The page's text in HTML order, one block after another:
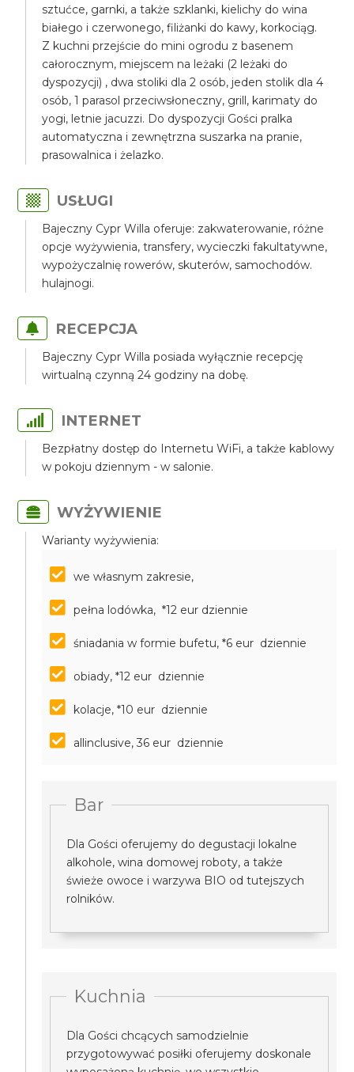
sztućce, garnki, a także szklanki, kielichy do wina
białego i czerwonego, filiżanki do kawy, korkociąg.
Z kuchni przejście do mini ogrodu z basenem
całorocznym, miejscem na leżaki (2 leżaki do
dyspozycji) , dwa stoliki dla 2 osób, jeden stolik dla 4
osób, 1 parasol przeciwsłoneczny, grill, karimaty do
yogi, letnie jacuzzi. Do dyspozycji Gości pralka
automatyczna i zewnętrzna suszarka na pranie,
prasowalnica i żelazko.
USŁUGI
Bajeczny Cypr Willa oferuje: zakwaterowanie, różne
opcje wyżywienia, transfery, wycieczki fakultatywne,
wypożyczalnię rowerów, skuterów, samochodów.
hulajnogi.
RECEPCJA
Bajeczny Cypr Willa posiada wyłącznie recepcję
wirtualną czynną 24 godziny na dobę.
INTERNET
Bezpłatny dostęp do Internetu WiFi, a także kablowy
w pokoju dziennym - w salonie.
WYŻYWIENIE
Warianty wyżywienia:
we własnym zakresie,
pełna lodówka, *12 eur dziennie
śniadania w formie bufetu, *6 eur dziennie
obiady, *12 eur dziennie
kolacje, *10 eur dziennie
allinclusive, 36 eur dziennie
Bar
Dla Gości oferujemy do degustacji lokalne
alkohole, wina domowej roboty, a także
świeże owoce i warzywa BIO od tutejszych
rolników.
Kuchnia
Dla Gości chcących samodzielnie
przygotowywać posiłki oferujemy doskonale